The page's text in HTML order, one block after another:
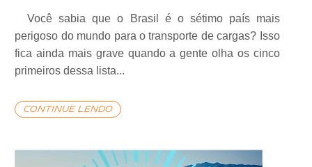
a
Sascar
Você sabia que o Brasil é o sétimo país mais
perigoso do mundo para o transporte de cargas? Isso
fica ainda mais grave quando a gente olha os cinco
primeiros dessa lista...
continue lendo